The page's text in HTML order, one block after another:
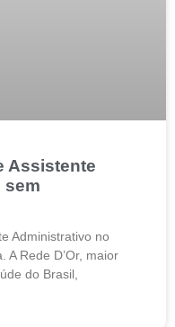
Assistente
sem
Administrativo no
A Rede D’Or, maior
do Brasil,